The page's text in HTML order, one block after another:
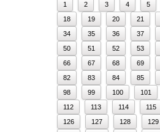
1 2 3 4
5
18
19 20
21
34
35 36
37
50
51 52
53
66
67 68
69
82
83 84
85
98
99 100
101
112
113 114
115
126
127 128
129